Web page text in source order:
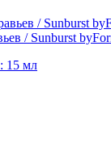
/ Sunburst
15 мл